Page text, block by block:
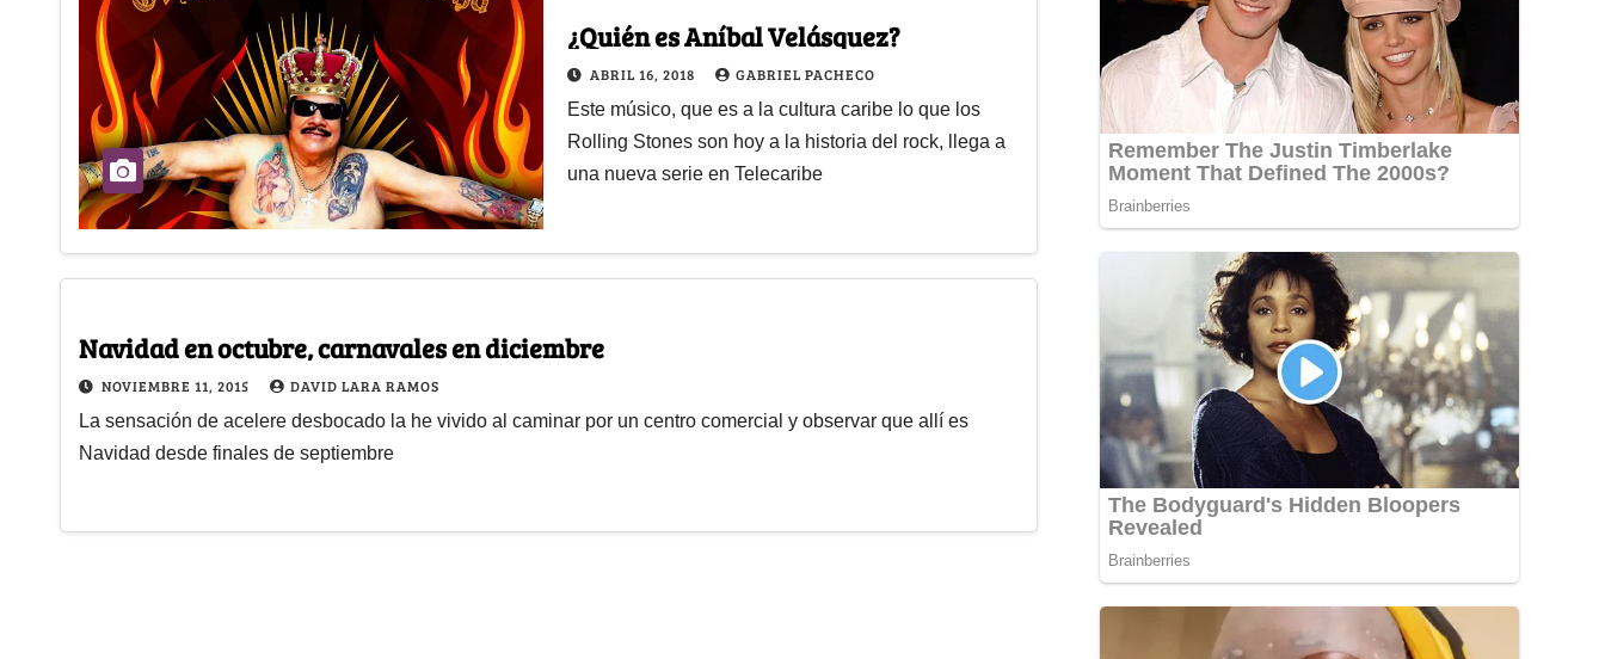
¿Quién es Aníbal Velásquez?
ABRIL 16, 2018 GABRIEL PACHECO
Este músico, que es a la cultura caribe lo que los
Rolling Stones son hoy a la historia del rock, llega a
una nueva serie en Telecaribe
Navidad en octubre, carnavales en diciembre
NOVIEMBRE 11, 2015 DAVID LARA RAMOS
La sensación de acelere desbocado la he vivido al caminar por un centro comercial y observar que allí es
Navidad desde finales de septiembre